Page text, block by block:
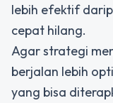
lebih efektif
cepat hilang.
Agar strategi
berjalan lebih
yang bisa